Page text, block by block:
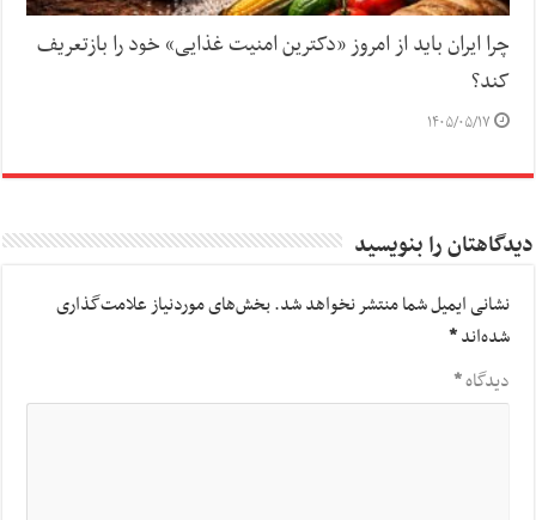
چرا ایران باید از امروز «دکترین امنیت غذایی» خود را بازتعریف
کند؟
۱۴۰۵/۰۵/۱۷
دیدگاهتان را بنویسید
نشانی ایمیل شما منتشر نخواهد شد.بخش‌های موردنیاز علامت‌گذاری
شده‌اند*
دیدگاه*